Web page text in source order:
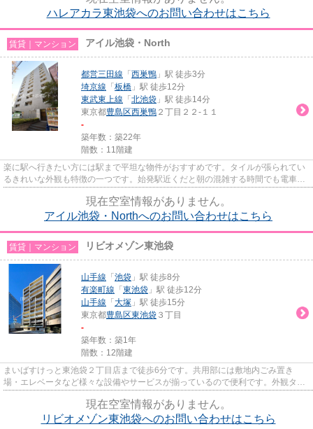
ハレアカラ東池袋へのお問い合わせはこちら
賃貸｜マンション アイル池袋・North
都営三田線 「 西巣鴨 」駅 徒歩3分
埼京線 「 板橋 」駅 徒歩12分
東武東上線 「 北池袋 」駅 徒歩14分
東京都豊島区西巣鴨 ２丁目２２-１１
-
築年数：築22年
階数：11階建
楽に駅へ行きたい方には駅まで平坦な物件がおすすめです。タイルが張られてい
るきれいな外観も特徴の一つです。始発駅近くだと朝の混雑する時間でも電車に
現在空室情報がありません。
アイル池袋・Northへのお問い合わせはこちら
賃貸｜マンション リビオメゾン東池袋
山手線 「 池袋 」駅 徒歩8分
有楽町線 「 東池袋 」駅 徒歩12分
山手線 「 大塚 」駅 徒歩15分
東京都豊島区東池袋 ３丁目
-
築年数：築1年
階数：12階建
まいばすけっと東池袋２丁目店まで徒歩6分です。共用部には敷地内ごみ置き
場・エレベータなど様々な設備やサービスが揃っているので便利です。外観タイ
現在空室情報がありません。
リビオメゾン東池袋へのお問い合わせはこちら